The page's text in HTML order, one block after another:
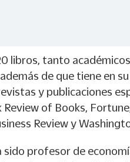
libros, tanto
de que tiene en
y publicaciones
Review of Books,
Review y
sido profesor de